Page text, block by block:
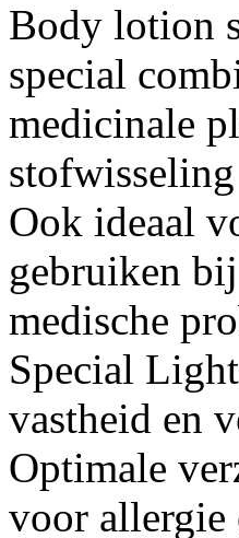
Body lotion
special
medicinale
Ook ideaal
gebruiken
medische
Special
vastheid en
Optimale
voor allergie